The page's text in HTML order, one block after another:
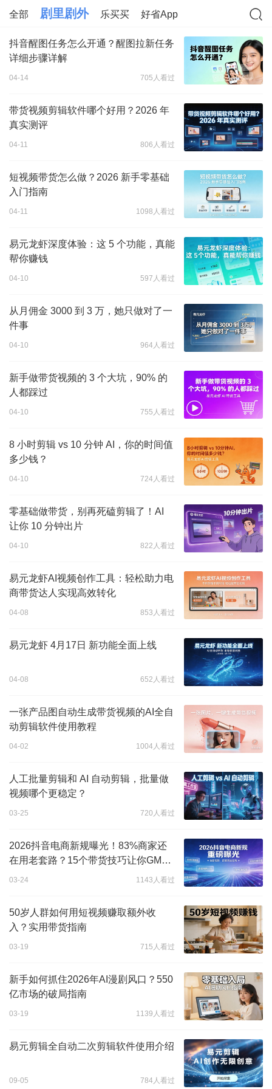
全部 剧里剧外 乐买买 好省App
抖音醒图任务怎么开通？醒图拉新任务
详细步骤详解
04-14 705人看过
带货视频剪辑软件哪个好用？2026 年
真实测评
04-11 806人看过
短视频带货怎么做？2026 新手零基础
入门指南
04-11 1098人看过
易元龙虾深度体验：这 5 个功能，真能
帮你赚钱
04-10 597人看过
从月佣金 3000 到 3 万，她只做对了一
件事
04-10 964人看过
新手做带货视频的 3 个大坑，90% 的
人都踩过
04-10 755人看过
8 小时剪辑 vs 10 分钟 AI，你的时间值
多少钱？
04-10 724人看过
零基础做带货，别再死磕剪辑了！AI
让你 10 分钟出片
04-10 822人看过
易元龙虾AI视频创作工具：轻松助力电
商带货达人实现高效转化
04-08 853人看过
易元龙虾 4月17日 新功能全面上线
04-08 652人看过
一张产品图自动生成带货视频的AI全自
动剪辑软件使用教程
04-02 1004人看过
人工批量剪辑和 AI 自动剪辑，批量做
视频哪个更稳定？
03-25 720人看过
2026抖音电商新规曝光！83%商家还
在用老套路？15个带货技巧让你GMV
暴涨
03-24 1143人看过
50岁人群如何用短视频赚取额外收
入？实用带货指南
03-19 715人看过
新手如何抓住2026年AI漫剧风口？550
亿市场的破局指南
03-19 1139人看过
易元剪辑全自动二次剪辑软件使用介绍
09-05 784人看过